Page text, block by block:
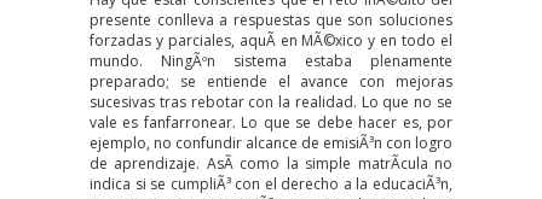
presente conlleva a respuestas que son soluciones
forzadas y parciales, aquÃ­ en MÃ©xico y en todo el
mundo. NingÃºn sistema estaba plenamente
preparado; se entiende el avance con mejoras
sucesivas tras rebotar con la realidad. Lo que no se
vale es fanfarronear. Lo que se debe hacer es, por
ejemplo, no confundir alcance de emisiÃ³n con logro
de aprendizaje. AsÃ­ como la simple matrÃ­cula no
indica si se cumpliÃ³ con el derecho a la educaciÃ³n,